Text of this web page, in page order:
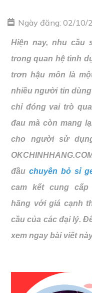
Ngày đăng: 02/10/
Hiện nay, nhu cầu
trong quan hệ tình
trơn hậu môn là
nhiều người tin
chỉ đóng vai trò
đau mà còn mang
cho người sử
đầuchuyên bỏ sỉ
cam kết cung
hãng với giá cạnh
cầu của các đại lý.
xem ngay bài viết